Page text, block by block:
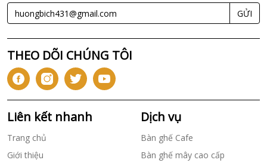
GỬI
THEO DÕI CHÚNG TÔI
Liên kết nhanh
Trang chủ
Giới thiệu
Dịch vụ
Bàn ghế Cafe
Bàn ghế mây cao cấp